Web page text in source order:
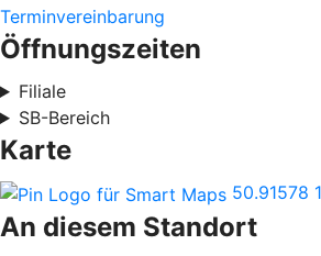
Terminvereinbarung
Öffnungszeiten
Filiale
SB-Bereich
Karte
50.91578
An diesem Standort